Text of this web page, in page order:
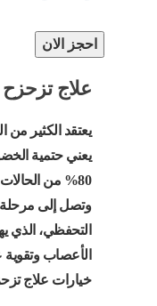
احجز الان
علاج
يعتقد الكثير
يعني حتمية
80% من
وتصل إلى مرحلة
التحفظي،
الأعصاب
خيارات علاج